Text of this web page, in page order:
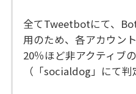
全てTweetbotにて、
用のため、各アカウン
20％ほど非アクティブ
（「socialdog」にて判